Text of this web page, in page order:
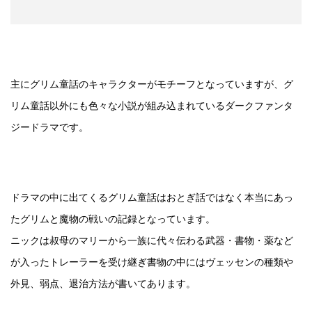
主にグリム童話のキャラクターがモチーフとなっていますが、グ
リム童話以外にも色々な小説が組み込まれているダークファンタ
ジードラマです。
ドラマの中に出てくるグリム童話はおとぎ話ではなく本当にあっ
たグリムと魔物の戦いの記録となっています。
ニックは叔母のマリーから一族に代々伝わる武器・書物・薬など
が入ったトレーラーを受け継ぎ書物の中にはヴェッセンの種類や
外見、弱点、退治方法が書いてあります。